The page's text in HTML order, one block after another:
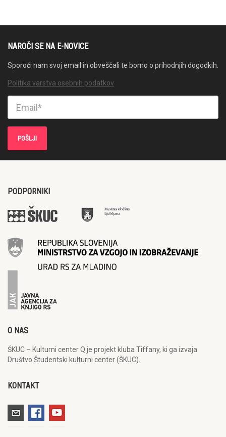
NAROČI SE NA E-NOVICE
Sporoči nam svoj email in obveščali te bomo o prihodnjih dogodkih.
Politika varstva osebnih podatkov
PODPORNIKI
O NAS
ŠKUC – Kulturni center Q je projekt kluba Tiffany, ki ga izvaja
Društvo Študentski kulturni center (ŠKUC).
KONTAKT